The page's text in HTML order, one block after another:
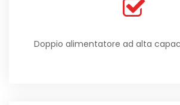
Doppio alimentatore ad alta